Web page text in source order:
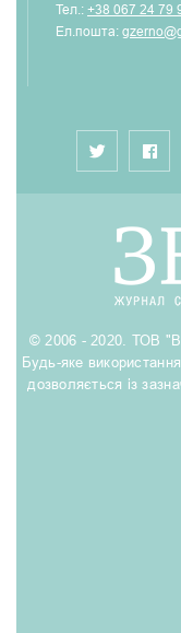
Тел.: +38 067 24 79
Ел.пошта:
© 2006 - 2020. ТОВ
Будь-яке
дозволяється із